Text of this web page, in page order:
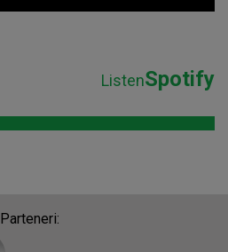
ListenSpotify
Parteneri: